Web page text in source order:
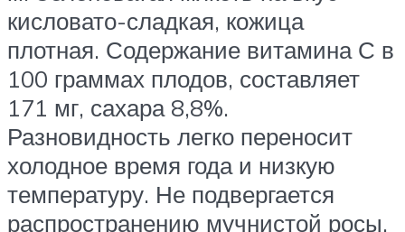
кисловато-сладкая, кожица
плотная. Содержание витамина С в
100 граммах плодов, составляет
171 мг, сахара 8,8%.
Разновидность легко переносит
холодное время года и низкую
температуру. Не подвергается
распространению мучнистой росы.